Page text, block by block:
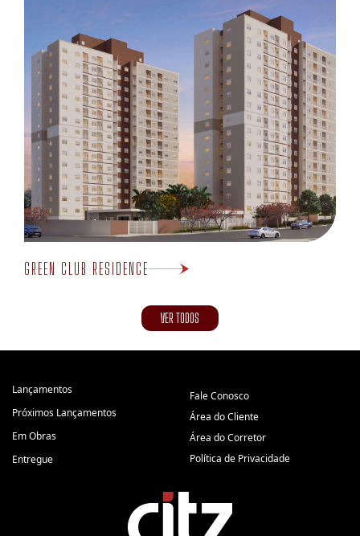
GREEN CLUB RESIDENCE
VER TODOS
Lançamentos
Próximos Lançamentos
Em Obras
Entregue
Fale Conosco
Área do Cliente
Área do Corretor
Política de Privacidade